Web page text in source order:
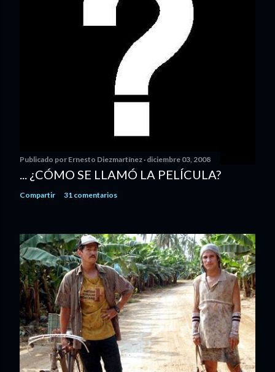
Publicado por Ernesto Diezmartínez diciembre 03, 2008
... ¿CÓMO SE LLAMÓ LA PELÍCULA?
Compartir 31 comentarios